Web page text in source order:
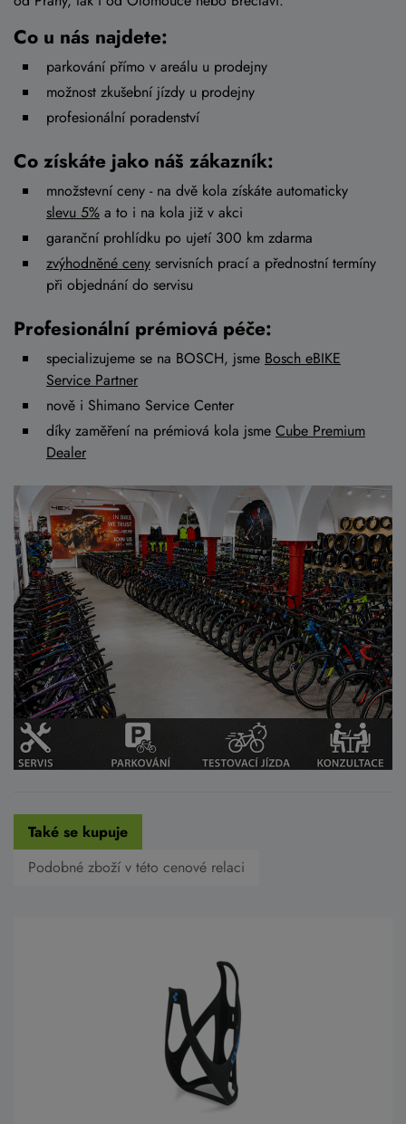
Co u nás najdete:
parkování přímo v areálu u prodejny
možnost zkušební jízdy u prodejny
profesionální poradenství
Co získáte jako náš zákazník:
množstevní ceny - na dvě kola získáte automaticky
slevu 5% a to i na kola již v akci
garanční prohlídku po ujetí 300 km zdarma
zvýhodněné ceny servisních prací a přednostní termíny
při objednání do servisu
Profesionální prémiová péče:
specializujeme se na BOSCH, jsme Bosch eBIKE
Service Partner
nově i Shimano Service Center
díky zaměření na prémiová kola jsme Cube Premium
Dealer
Také se kupuje
Podobné zboží v této cenové relaci